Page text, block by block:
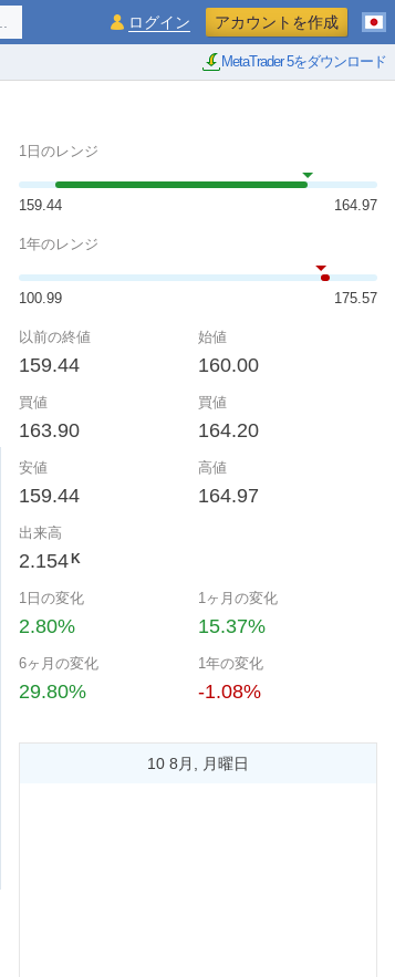
MetaTrader 5をダウンロード
ログイン アカウントを作成
1日のレンジ
159.44 164.97
1年のレンジ
100.99 175.57
以前の終値
159.44
始値
160.00
買値
163.90
買値
164.20
安値
159.44
高値
164.97
出来高
2.154 K
1日の変化
2.80%
1ヶ月の変化
15.37%
6ヶ月の変化
29.80%
1年の変化
-1.08%
10 8月, 月曜日